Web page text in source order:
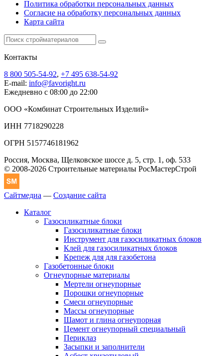
Политика обработки персональных данных
Согласие на обработку персональных данных
Карта сайта
Контакты
8 800 505-54-92, +7 495 638-54-92
E-mail: info@favoright.ru
Ежедневно с 08:00 до 22:00
ООО «Комбинат Строительных Изделий»
ИНН 7718290228
ОГРН 5157746181962
Россия, Москва, Щелковское шоссе д. 5, стр. 1, оф. 533
© 2008-2026 Строительные материалы РосМастерСтрой
Сайтмедиа — Создание сайта
Каталог
Газосиликатные блоки
Газосиликатные блоки
Инструмент для газосиликатных блоков
Клей для газосиликатных блоков
Крепеж для для газобетона
Газобетонные блоки
Огнеупорные материалы
Мертели огнеупорные
Порошки огнеупорные
Смеси огнеупорные
Массы огнеупорные
Шамот и глина огнеупорная
Цемент огнеупорный специальный
Периклаз
Засыпки и заполнители